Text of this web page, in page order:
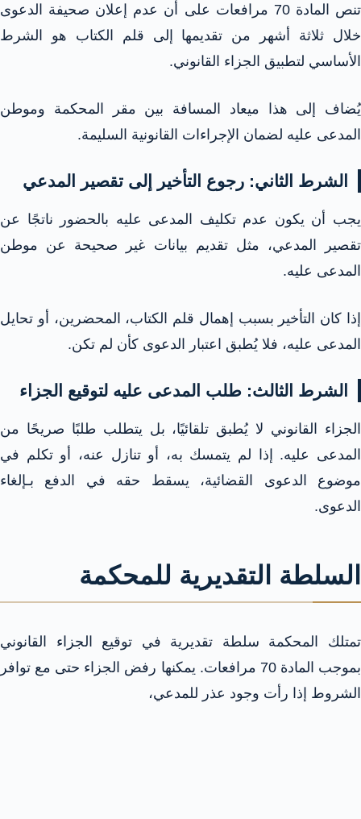
تنص المادة 70 مرافعات على أن عدم إعلان صحيفة الدعوى
خلال ثلاثة أشهر من تقديمها إلى قلم الكتاب هو الشرط
الأساسي لتطبيق الجزاء القانوني.
يُضاف إلى هذا ميعاد المسافة بين مقر المحكمة وموطن
المدعى عليه لضمان الإجراءات القانونية السليمة.
الشرط الثاني: رجوع التأخير إلى تقصير المدعي
يجب أن يكون عدم تكليف المدعى عليه بالحضور ناتجًا عن
تقصير المدعي، مثل تقديم بيانات غير صحيحة عن موطن
المدعى عليه.
إذا كان التأخير بسبب إهمال قلم الكتاب، المحضرين، أو تحايل
المدعى عليه، فلا يُطبق اعتبار الدعوى كأن لم تكن.
الشرط الثالث: طلب المدعى عليه لتوقيع الجزاء
الجزاء القانوني لا يُطبق تلقائيًا، بل يتطلب طلبًا صريحًا من
المدعى عليه. إذا لم يتمسك به، أو تنازل عنه، أو تكلم في
موضوع الدعوى القضائية، يسقط حقه في الدفع بـإلغاء
الدعوى.
السلطة التقديرية للمحكمة
تمتلك المحكمة سلطة تقديرية في توقيع الجزاء القانوني
بموجب المادة 70 مرافعات. يمكنها رفض الجزاء حتى مع توافر
الشروط إذا رأت وجود عذر للمدعي،